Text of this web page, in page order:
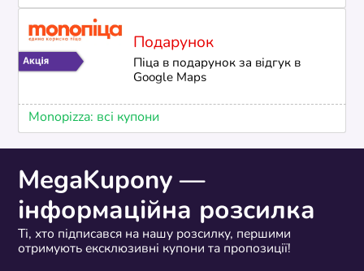
Подарунок
Піца в подарунок за відгук в
Google Maps
Monopizza: всі купони
MegaKupony —
інформаційна розсилка
Ті, хто підписався на нашу розсилку, першими
отримують ексклюзивні купони та пропозиції!